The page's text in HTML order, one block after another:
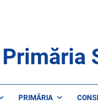
Primăria
PRIMĂRIA